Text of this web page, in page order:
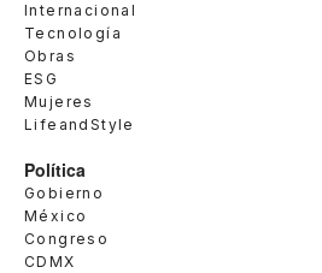
Internacional
Tecnología
Obras
ESG
Mujeres
LifeandStyle
Política
Gobierno
México
Congreso
CDMX